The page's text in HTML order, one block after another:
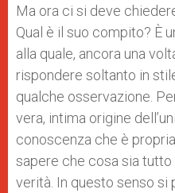
Ma ora ci si deve
Qual è il suo compito? È
alla quale, ancora una
rispondere soltanto in
qualche osservazione.
vera, intima origine
conoscenza che è propria
sapere che cosa sia
verità. In questo senso si